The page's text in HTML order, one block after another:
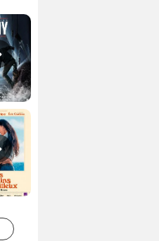
Les Matins merveilleux Bande-annonce VF